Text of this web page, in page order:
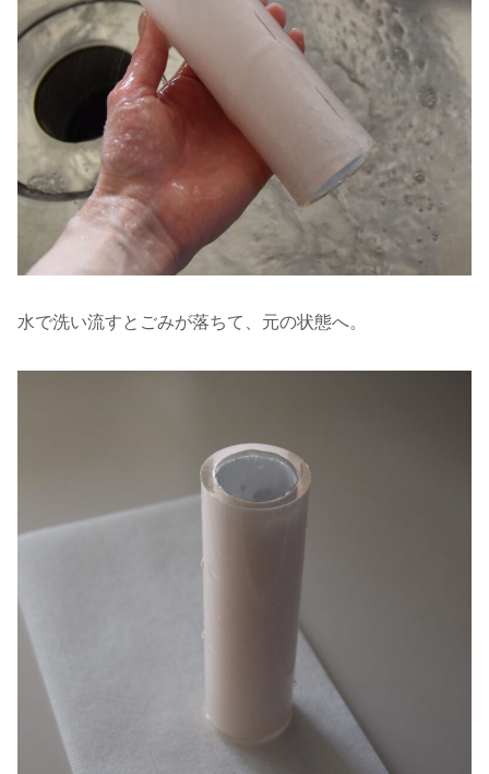
水で洗い流すとごみが落ちて、元の状態へ。